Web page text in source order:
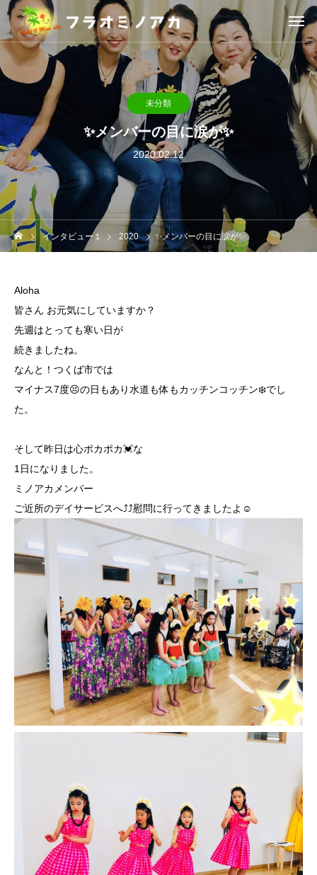
未分類
✨メンバーの目に涙が✨
2020.02.12
インタビュー１ 2020 ✨メンバーの目に涙が✨
Aloha
皆さん お元気にしていますか？
先週はとっても寒い日が
続きましたね。
なんと！つくば市では
マイナス7度😣の日もあり水道も体もカッチンコッチン❄️でし
た。
そして昨日は心ポカポカ💓な
1日になりました。
ミノアカメンバー
ご近所のデイサービスへ⤴︎⤴︎慰問に行ってきましたよ☺️